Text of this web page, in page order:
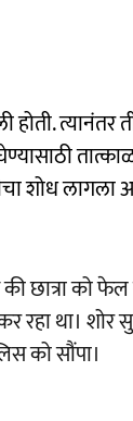
त्यानंतर
शोध लागला
की छात्रा को
रहा था। शोर
को सौंपा।